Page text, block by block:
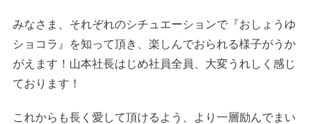
みなさま、それぞれのシチュエーションで『おしょうゆ
ショコラ』を知って頂き、楽しんでおられる様子がうか
がえます！山本社長はじめ社員全員、大変うれしく感じ
ております！
これからも長く愛して頂けるよう、より一層励んでまい